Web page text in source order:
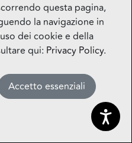
questa pagina,
la navigazione in
dei cookie e della
qui: Privacy Policy.
Accetto essenziali